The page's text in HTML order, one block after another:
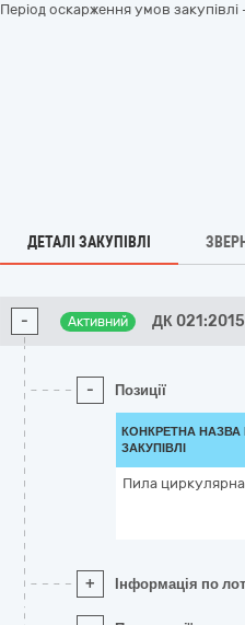
Період оскарження умов закупівлі
ДЕТАЛІ ЗАКУПІВЛІ
- Активний ДК
- Позиції
КОНКРЕТНА НАЗВА
ЗАКУПІВЛІ
Пила
+ Інформація по